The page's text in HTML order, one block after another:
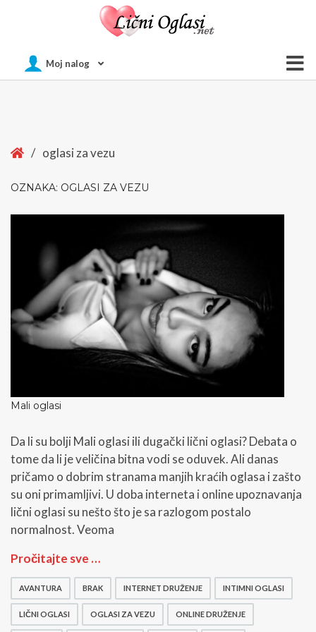
Moj nalog
Home
/ oglasi za vezu
OZNAKA: OGLASI ZA VEZU
Mali oglasi
Da li su bolji Mali oglasi ili dugački lični oglasi? Debata o
tome da li je veličina bitna vodi se oduvek. Ali danas
pričamo o dobrim stranama manjih kraćih oglasa i zašto
su oni primamljivi. U doba interneta i online upoznavanja
lični oglasi su nešto što je sa razlogom postalo
normalnost. Veoma
M
i
g
Pročitajte sve …
AVANTURA BRAK INTERNET DRUŽENJE INTIMNI OGLASI
LIČNI OGLASI OGLASI ZA VEZU ONLINE DRUŽENJE